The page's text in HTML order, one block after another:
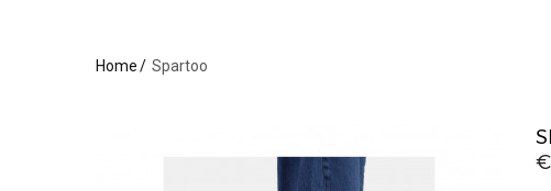
Home Spartoo